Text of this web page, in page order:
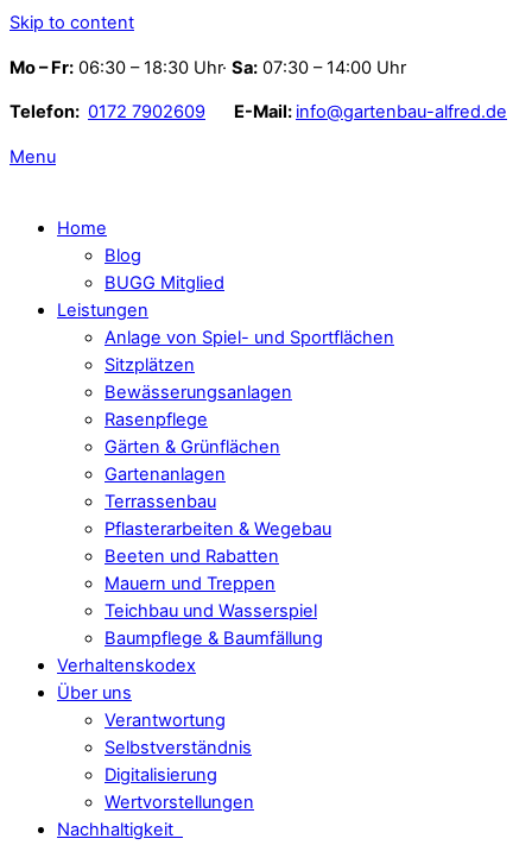
Skip to content
Mo – Fr: 06:30 – 18:30 Uhr· Sa: 07:30 – 14:00 Uhr
Telefon: 0172 7902609 E-Mail: info@gartenbau-alfred.de
Menu
Home
Blog
BUGG Mitglied
Leistungen
Anlage von Spiel- und Sportflächen
Sitzplätzen
Bewässerungsanlagen
Rasenpflege
Gärten & Grünflächen
Gartenanlagen
Terrassenbau
Pflasterarbeiten & Wegebau
Beeten und Rabatten
Mauern und Treppen
Teichbau und Wasserspiel
Baumpflege & Baumfällung
Verhaltenskodex
Über uns
Verantwortung
Selbstverständnis
Digitalisierung
Wertvorstellungen
Nachhaltigkeit